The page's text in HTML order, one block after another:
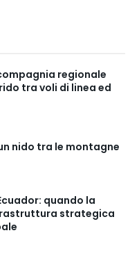
regionale
tra voli di linea ed
nido tra le montagne
quando la
strategica